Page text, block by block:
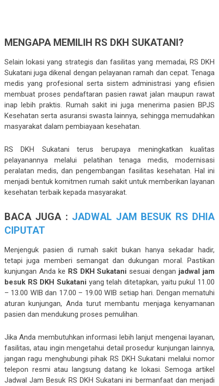
MENGAPA MEMILIH RS DKH SUKATANI?
Selain lokasi yang strategis dan fasilitas yang memadai, RS DKH
Sukatani juga dikenal dengan pelayanan ramah dan cepat. Tenaga
medis yang profesional serta sistem administrasi yang efisien
membuat proses pendaftaran pasien rawat jalan maupun rawat
inap lebih praktis. Rumah sakit ini juga menerima pasien BPJS
Kesehatan serta asuransi swasta lainnya, sehingga memudahkan
masyarakat dalam pembiayaan kesehatan.
RS DKH Sukatani terus berupaya meningkatkan kualitas
pelayanannya melalui pelatihan tenaga medis, modernisasi
peralatan medis, dan pengembangan fasilitas kesehatan. Hal ini
menjadi bentuk komitmen rumah sakit untuk memberikan layanan
kesehatan terbaik kepada masyarakat.
BACA JUGA : JADWAL JAM BESUK RS DHIA
CIPUTAT
Menjenguk pasien di rumah sakit bukan hanya sekadar hadir,
tetapi juga memberi semangat dan dukungan moral. Pastikan
kunjungan Anda ke RS DKH Sukatani sesuai dengan jadwal jam
besuk RS DKH Sukatani yang telah ditetapkan, yaitu pukul 11.00
– 13.00 WIB dan 17.00 – 19.00 WIB setiap hari. Dengan mematuhi
aturan kunjungan, Anda turut membantu menjaga kenyamanan
pasien dan mendukung proses pemulihan.
Jika Anda membutuhkan informasi lebih lanjut mengenai layanan,
fasilitas, atau ingin mengetahui detail prosedur kunjungan lainnya,
jangan ragu menghubungi pihak RS DKH Sukatani melalui nomor
telepon resmi atau langsung datang ke lokasi. Semoga artikel
Jadwal Jam Besuk RS DKH Sukatani ini bermanfaat dan menjadi